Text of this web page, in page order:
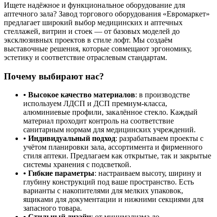
Ищете надёжное и функциональное оборудование для
аптечного зала? Завод торгового оборудования «Евромаркет»
предлагает широкий выбор медицинских и аптечных
стеллажей, витрин и стоек — от базовых моделей до
эксклюзивных проектов в стиле лофт. Мы создаём
выставочные решения, которые совмещают эргономику,
эстетику и соответствие отраслевым стандартам.
Почему выбирают нас?
• Высокое качество материалов: в производстве
используем ЛДСП и ДСП премиум‑класса,
алюминиевые профили, закалённое стекло. Каждый
материал проходит контроль на соответствие
санитарным нормам для медицинских учреждений.
• Индивидуальный подход: разрабатываем проекты с
учётом планировки зала, ассортимента и фирменного
стиля аптеки. Предлагаем как открытые, так и закрытые
системы хранения с подсветкой.
• Гибкие параметры: настраиваем высоту, ширину и
глубину конструкций под ваше пространство. Есть
варианты с накопителями для мелких упаковок,
ящиками для документации и нижними секциями для
запасного товара.